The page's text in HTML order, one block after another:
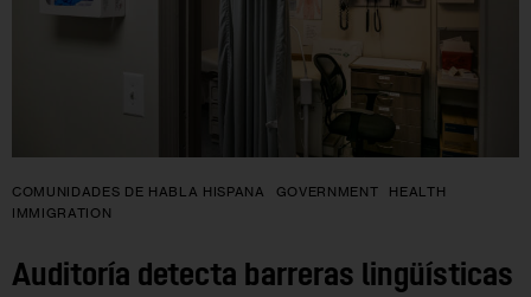
COMUNIDADES DE HABLA HISPANA GOVERNMENT
HEALTH
IMMIGRATION
Auditoría detecta barreras lingüísticas